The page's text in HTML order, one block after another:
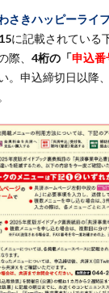
さきハッピーライフ
に記載されている
際、 4桁の「申込番
。申込締切日以降